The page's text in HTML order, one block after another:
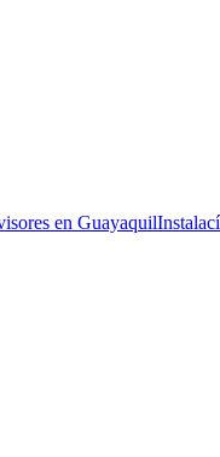
en Guayaquil